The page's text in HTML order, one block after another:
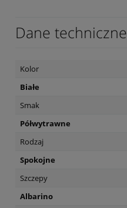
Dane techniczne
Kolor
Białe
Smak
Półwytrawne
Rodzaj
Spokojne
Szczepy
Albarino